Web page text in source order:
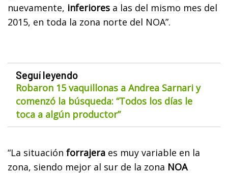
nuevamente, inferiores a las del mismo mes del
2015, en toda la zona norte del NOA”.
Seguí leyendo
Robaron 15 vaquillonas a Andrea Sarnari y
comenzó la búsqueda: “Todos los días le
toca a algún productor”
“La situación forrajera es muy variable en la
zona, siendo mejor al sur de la zona NOA